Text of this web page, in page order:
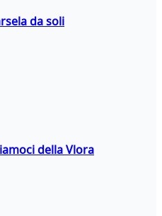
da soli
della Vlora